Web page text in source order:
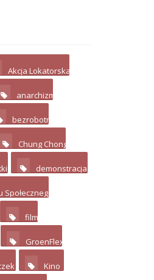
Akcja Lokatorska
2 anarchizm
bezrobotni
4 Chung Chong
2 demonstracja
11 film
4 GroenFlex
4 Kino